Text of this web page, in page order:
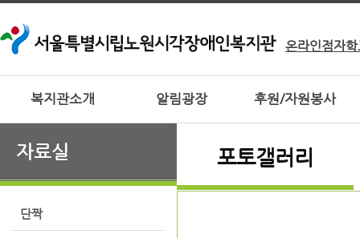
온라인점자
복지관소개 알림광장 후원/자원봉사
자료실
단짝
포토갤러리